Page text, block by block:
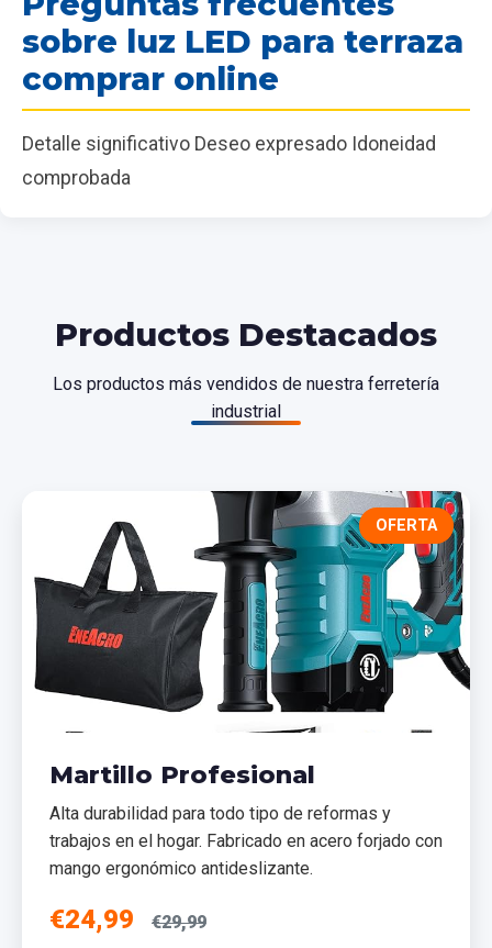
sobre luz LED para terraza
comprar online
Detalle significativo Deseo expresado Idoneidad
comprobada
Productos Destacados
Los productos más vendidos de nuestra ferretería
industrial
OFERTA
Martillo Profesional
Alta durabilidad para todo tipo de reformas y
trabajos en el hogar. Fabricado en acero forjado con
mango ergonómico antideslizante.
€24,99 €29,99